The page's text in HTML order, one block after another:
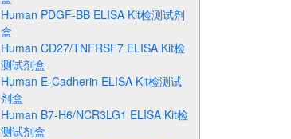
Human PDGF-BB ELISA Kit检测试剂
盒
Human CD27/TNFRSF7 ELISA Kit检
测试剂盒
Human E-Cadherin ELISA Kit检测试
剂盒
Human B7-H6/NCR3LG1 ELISA Kit检
测试剂盒